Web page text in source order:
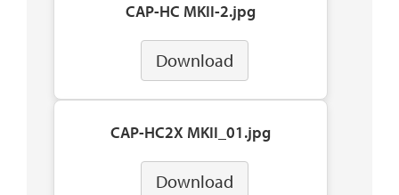
CAP-HC MKII-2.jpg
Download
CAP-HC2X MKII_01.jpg
Download